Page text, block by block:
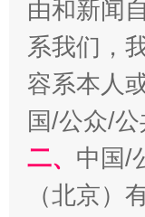
千年
由和新闻
系我们，
容系本人
国/公众/
二、 中国/
（北京）